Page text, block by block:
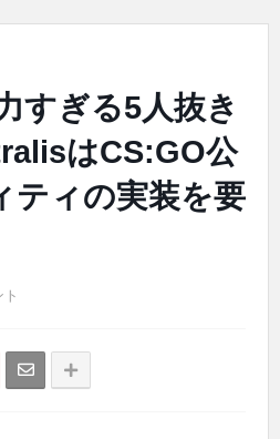
すぎる5人抜き
はCS:GO公
ティの実装を要